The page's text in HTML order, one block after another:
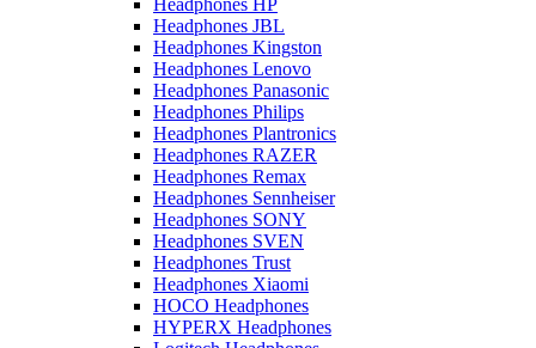
Headphones HP
Headphones JBL
Headphones Kingston
Headphones Lenovo
Headphones Panasonic
Headphones Philips
Headphones Plantronics
Headphones RAZER
Headphones Remax
Headphones Sennheiser
Headphones SONY
Headphones SVEN
Headphones Trust
Headphones Xiaomi
HOCO Headphones
HYPERX Headphones